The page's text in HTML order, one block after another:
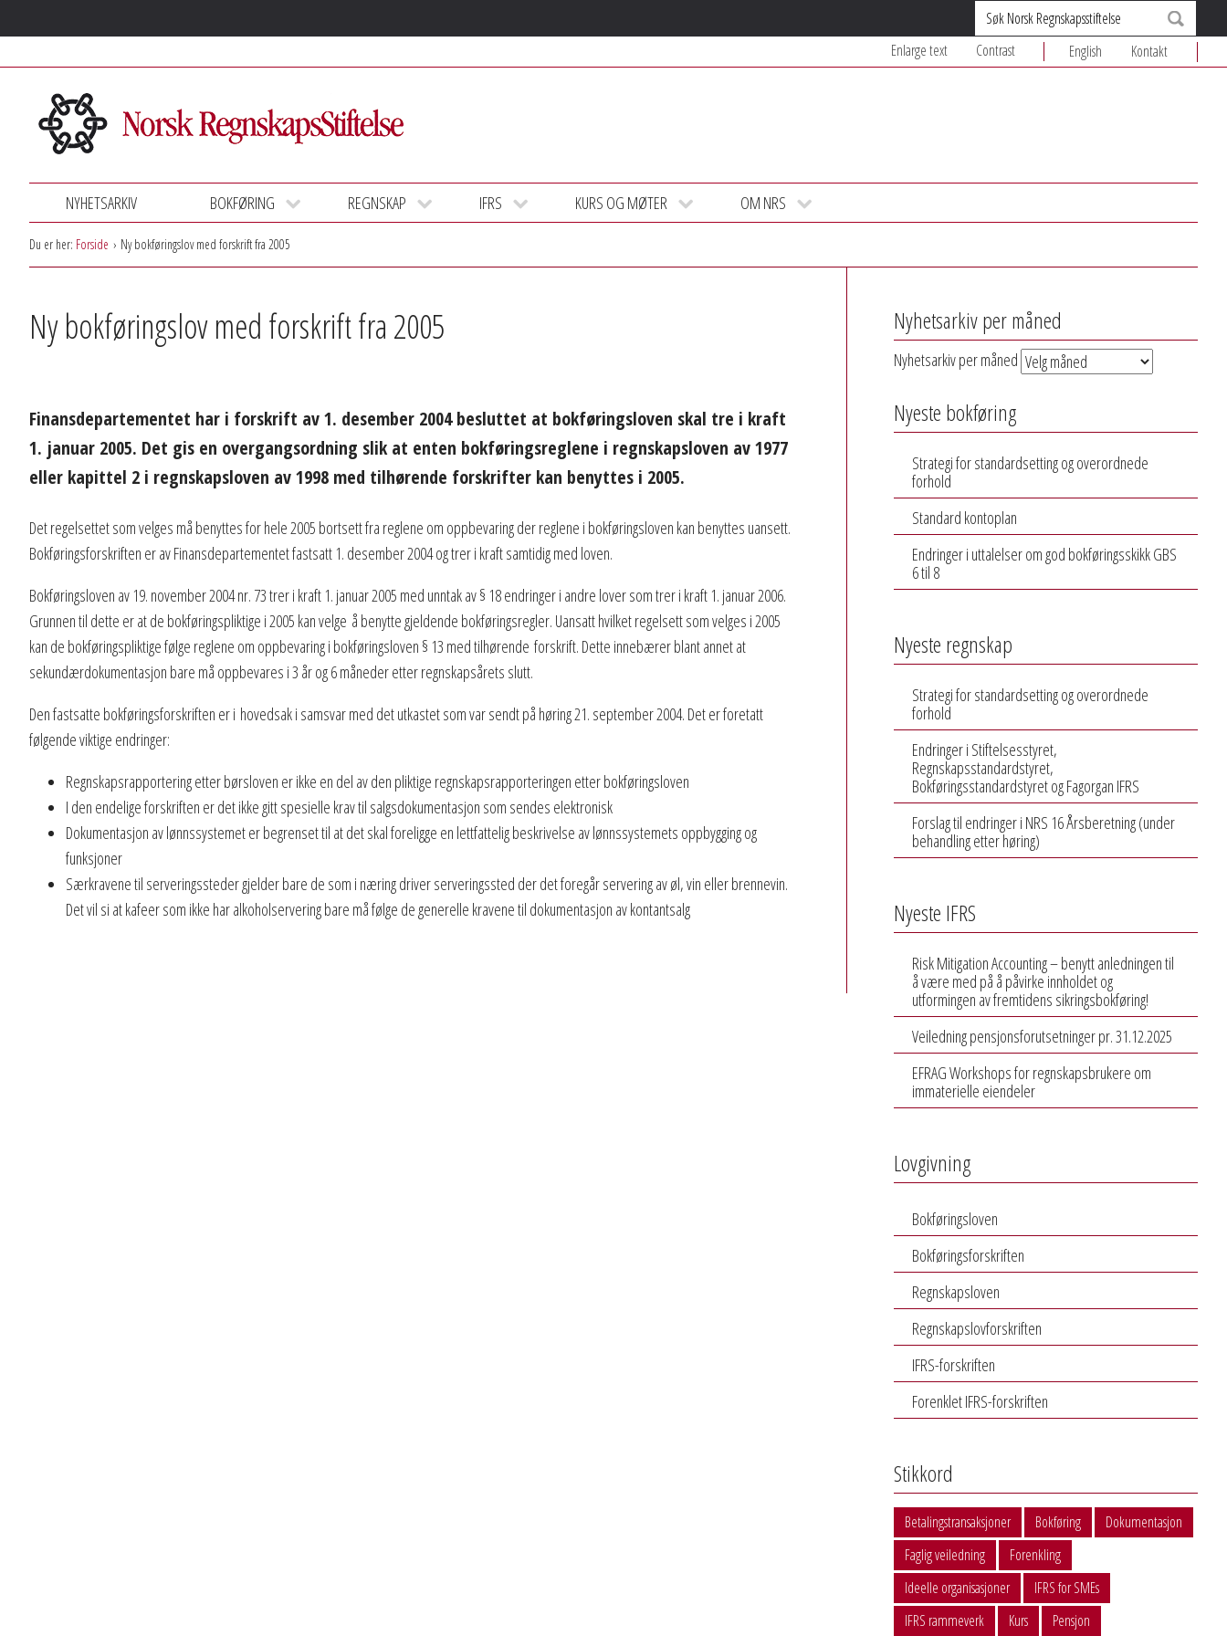
Søk
Enlarge text Contrast English Kontakt
NYHETSARKIV BOKFØRING REGNSKAP IFRS KURS OG MØTER OM NRS
Du er her: Forside Ny bokføringslov med forskrift fra 2005
Ny bokføringslov med forskrift fra 2005
Finansdepartementet har i forskrift av 1. desember 2004 besluttet at bokføringsloven skal tre i kraft
1. januar 2005. Det gis en overgangsordning slik at enten bokføringsreglene i regnskapsloven av 1977
eller kapittel 2 i regnskapsloven av 1998 med tilhørende forskrifter kan benyttes i 2005.
Det regelsettet som velges må benyttes for hele 2005 bortsett fra reglene om oppbevaring der reglene i bokføringsloven kan benyttes uansett.
Bokføringsforskriften er av Finansdepartementet fastsatt 1. desember 2004 og trer i kraft samtidig med loven.
Bokføringsloven av 19. november 2004 nr. 73 trer i kraft 1. januar 2005 med unntak av § 18 endringer i andre lover som trer i kraft 1. januar 2006.
Grunnen til dette er at de bokføringspliktige i 2005 kan velge å benytte gjeldende bokføringsregler. Uansatt hvilket regelsett som velges i 2005
kan de bokføringspliktige følge reglene om oppbevaring i bokføringsloven § 13 med tilhørende forskrift. Dette innebærer blant annet at
sekundærdokumentasjon bare må oppbevares i 3 år og 6 måneder etter regnskapsårets slutt.
Den fastsatte bokføringsforskriften er i hovedsak i samsvar med det utkastet som var sendt på høring 21. september 2004. Det er foretatt
følgende viktige endringer:
Regnskapsrapportering etter børsloven er ikke en del av den pliktige regnskapsrapporteringen etter bokføringsloven
I den endelige forskriften er det ikke gitt spesielle krav til salgsdokumentasjon som sendes elektronisk
Dokumentasjon av lønnssystemet er begrenset til at det skal foreligge en lettfattelig beskrivelse av lønnssystemets oppbygging og
funksjoner
Særkravene til serveringssteder gjelder bare de som i næring driver serveringssted der det foregår servering av øl, vin eller brennevin.
Det vil si at kafeer som ikke har alkoholservering bare må følge de generelle kravene til dokumentasjon av kontantsalg
Nyhetsarkiv per måned
Nyhetsarkiv per måned
Nyeste bokføring
Strategi for standardsetting og overordnede
forhold
Standard kontoplan
Endringer i uttalelser om god bokføringsskikk GBS
6 til 8
Nyeste regnskap
Strategi for standardsetting og overordnede
forhold
Endringer i Stiftelsesstyret,
Regnskapsstandardstyret,
Bokføringsstandardstyret og Fagorgan IFRS
Forslag til endringer i NRS 16 Årsberetning (under
behandling etter høring)
Nyeste IFRS
Risk Mitigation Accounting – benytt anledningen til
å være med på å påvirke innholdet og
utformingen av fremtidens sikringsbokføring!
Veiledning pensjonsforutsetninger pr. 31.12.2025
EFRAG Workshops for regnskapsbrukere om
immaterielle eiendeler
Lovgivning
Bokføringsloven
Bokføringsforskriften
Regnskapsloven
Regnskapslovforskriften
IFRS-forskriften
Forenklet IFRS-forskriften
Stikkord
Betalingstransaksjoner Bokføring
Dokumentasjon
Faglig veiledning
Forenkling
Ideelle organisasjoner
IFRS for SMEs
IFRS rammeverk
Kurs Pensjon